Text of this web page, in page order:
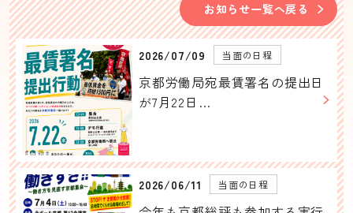
お知らせ一覧へ戻る
2026/07/09 当面の日程
京都労働局宛最賃署名の提出日
が7月22日…
2026/06/11 当面の日程